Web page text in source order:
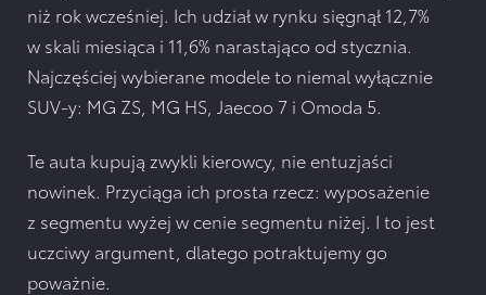
niż rok wcześniej. Ich udział w rynku sięgnął 12,7%
w skali miesiąca i 11,6% narastająco od stycznia.
Najczęściej wybierane modele to niemal wyłącznie
SUV-y: MG ZS, MG HS, Jaecoo 7 i Omoda 5.
Te auta kupują zwykli kierowcy, nie entuzjaści
nowinek. Przyciąga ich prosta rzecz: wyposażenie
z segmentu wyżej w cenie segmentu niżej. I to jest
uczciwy argument, dlatego potraktujemy go
poważnie.